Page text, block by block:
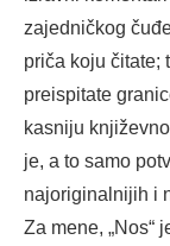
zajedničkog
priča koju čitate;
preispitate
kasniju
je, a to samo
najoriginalnijih i
Za mene, „Nos“